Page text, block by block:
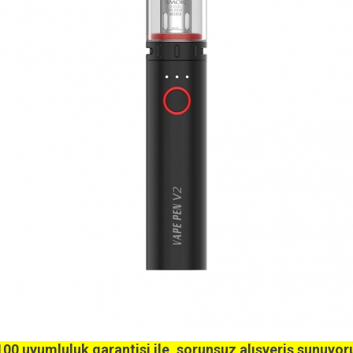
uyumluluk garantisi ile, sorunsuz alışveriş